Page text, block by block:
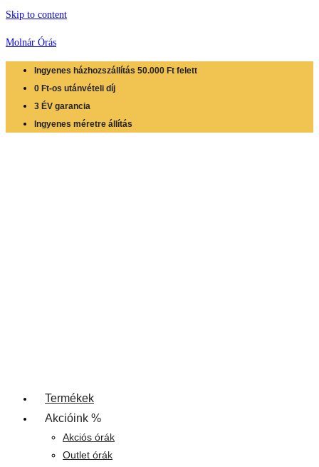
Skip to content
Molnár Órás
Ingyenes házhozszállítás 50.000 Ft felett
0 Ft-os utánvételi díj
3 ÉV garancia
Ingyenes méretre állítás
Termékek
Akcióink %
Akciós órák
Outlet órák